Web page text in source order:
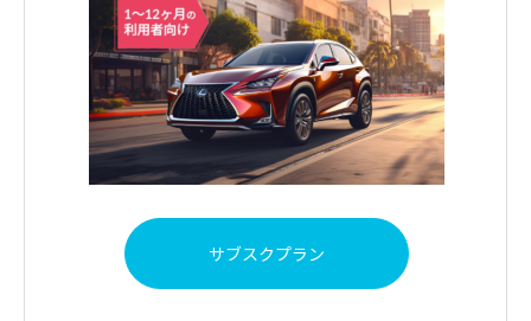
サブスクプラン